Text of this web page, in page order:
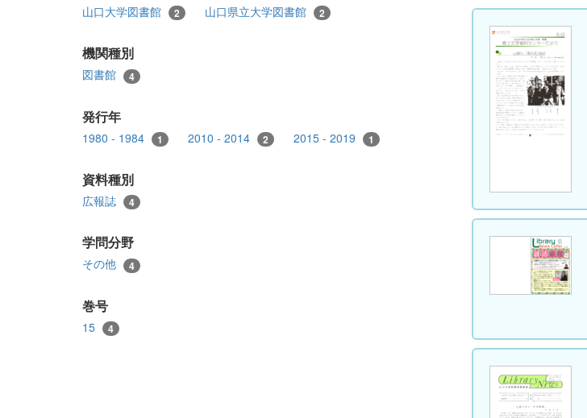
山口大学図書館 2 山口県立大学図書館 2
機関種別
図書館 4
発行年
1980 - 1984 1 2010 - 2014 2 2015 - 2019 1
資料種別
広報誌 4
学問分野
その他 4
巻号
15 4